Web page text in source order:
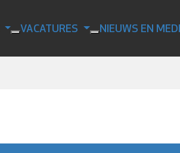
VACATURES NIEUWS EN